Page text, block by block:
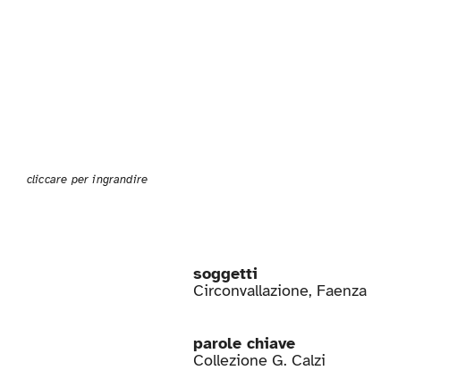
cliccare per ingrandire
soggetti
Circonvallazione, Faenza
parole chiave
Collezione G. Calzi